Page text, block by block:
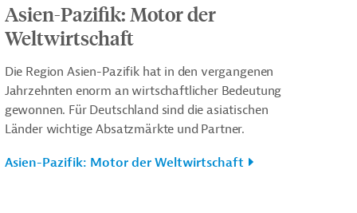
Asien-Pazifik: Motor der
Weltwirtschaft
Die Region Asien-Pazifik hat in den vergangenen
Jahrzehnten enorm an wirtschaftlicher Bedeutung
gewonnen. Für Deutschland sind die asiatischen
Länder wichtige Absatzmärkte und Partner.
Asien-Pazifik: Motor der Weltwirtschaft